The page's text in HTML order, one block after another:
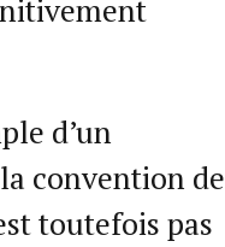
d’un
convention de
toutefois pas